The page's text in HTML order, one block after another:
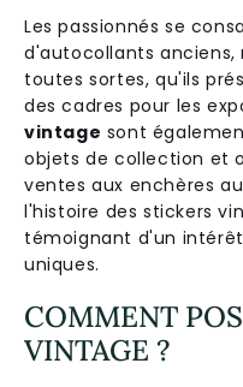
Les passionnés se
d'autocollants
toutes sortes, qu'ils
des cadres pour les
vintage sont
objets de collection et
ventes aux enchères
l'histoire des stickers
témoignant d'un
uniques.
COMMENT
VINTAGE ?